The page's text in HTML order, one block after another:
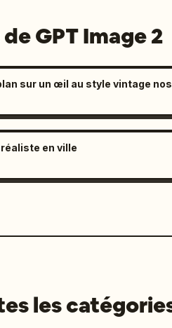
de GPT Image 2
sur un œil au style vintage
en ville
les